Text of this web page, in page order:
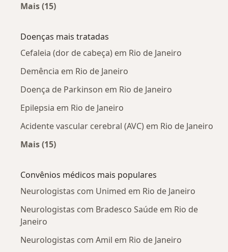
Mais (15)
Doenças mais tratadas
Cefaleia (dor de cabeça) em Rio de Janeiro
Demência em Rio de Janeiro
Doença de Parkinson em Rio de Janeiro
Epilepsia em Rio de Janeiro
Acidente vascular cerebral (AVC) em Rio de Janeiro
Mais (15)
Convênios médicos mais populares
Neurologistas com Unimed em Rio de Janeiro
Neurologistas com Bradesco Saúde em Rio de
Janeiro
Neurologistas com Amil em Rio de Janeiro